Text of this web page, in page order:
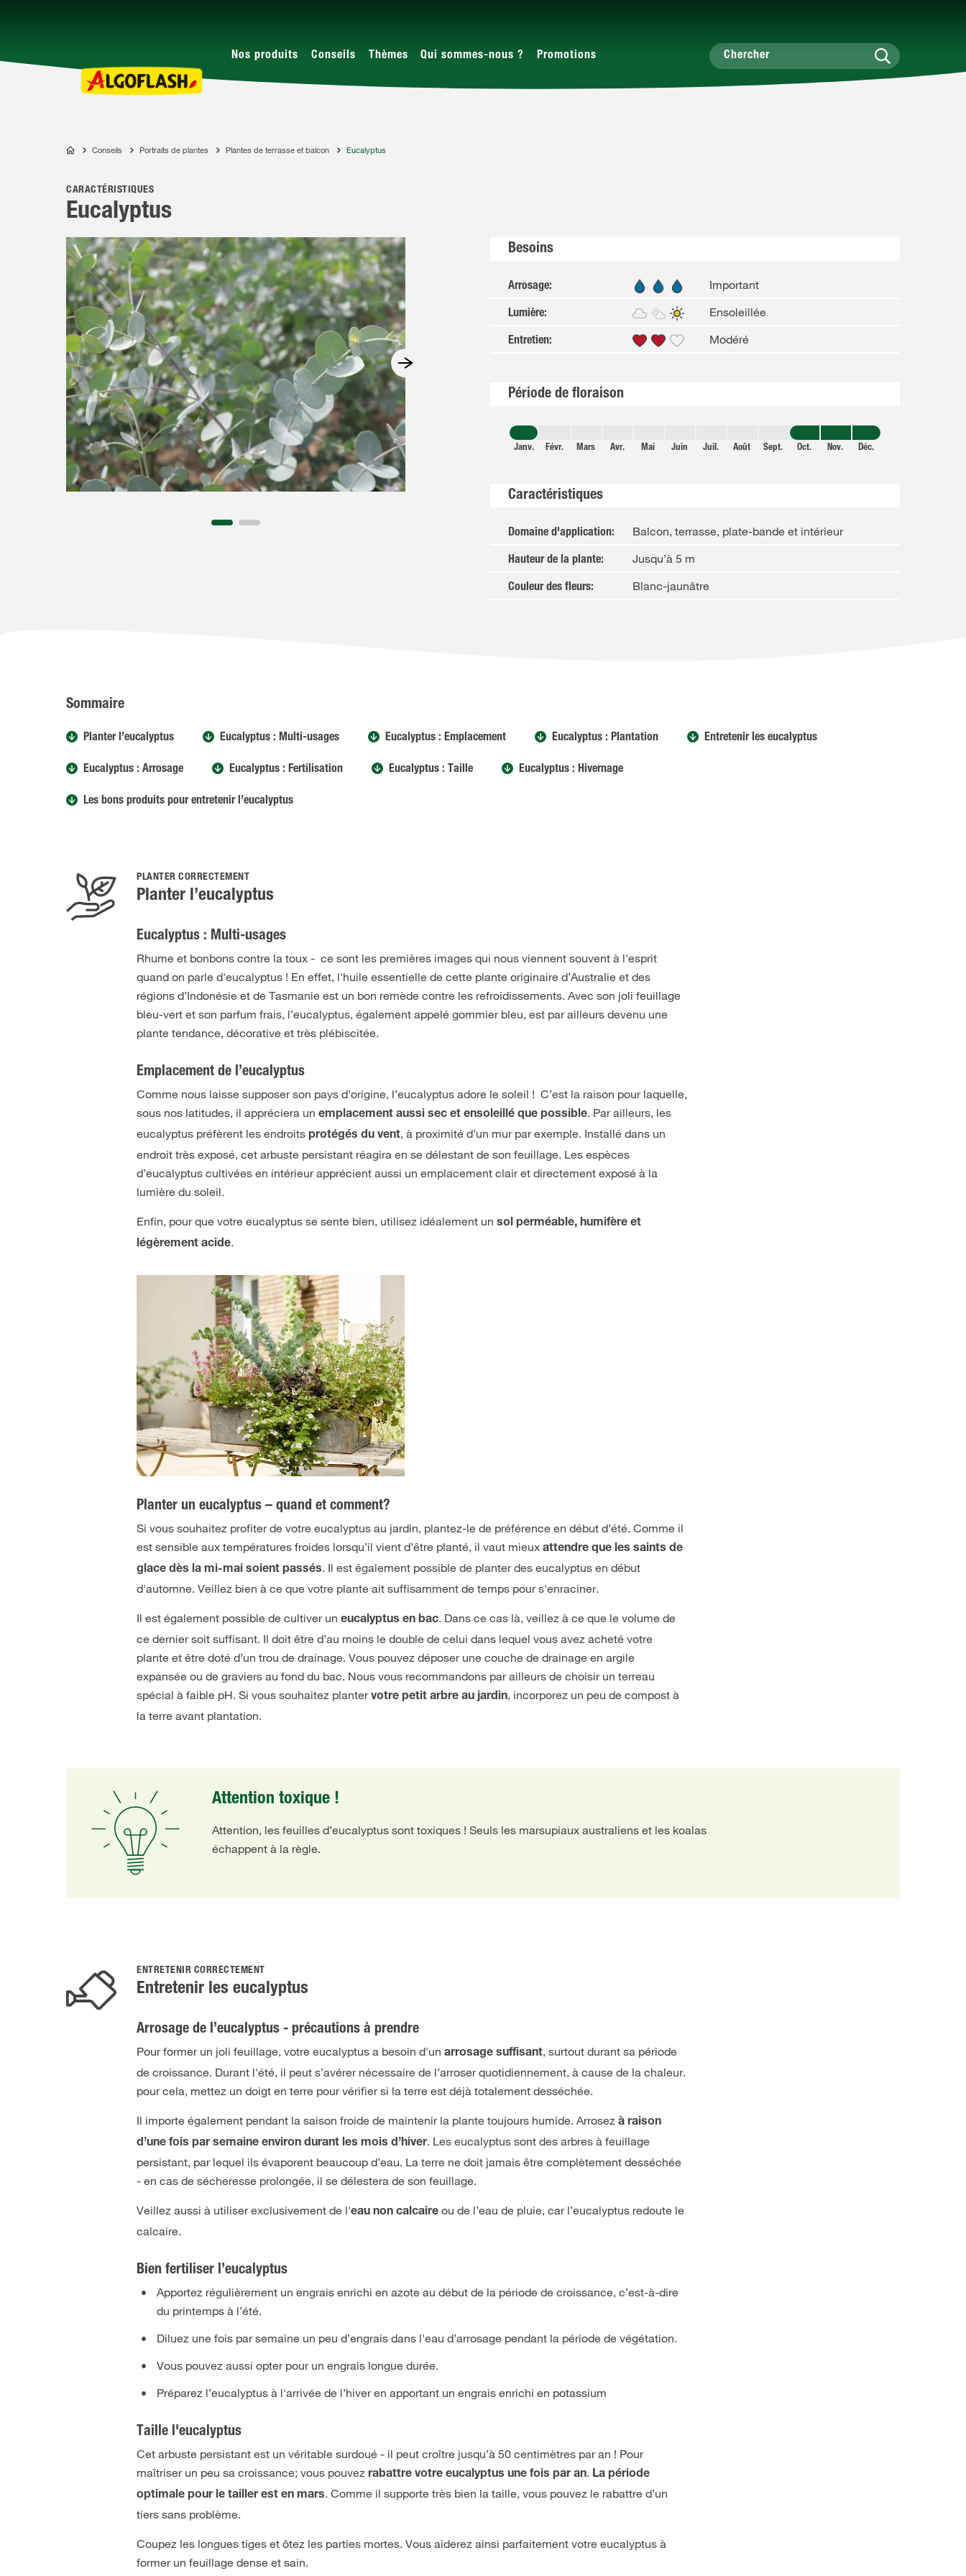
Nos produits Conseils Thèmes Qui sommes-nous ? Promotions
ALGOFLASH
Conseils Portraits de plantes Plantes de terrasse et balcon Eucalyptus
CARACTÉRISTIQUES
Eucalyptus
Besoins
Arrosage: Important
Lumière: Ensoleillée
Entretien: Modéré
Période de floraison
Janv. Févr. Mars Avr. Mai Juin Juil. Août Sept. Oct. Nov. Déc.
Caractéristiques
Domaine d'application: Balcon, terrasse, plate-bande et intérieur
Hauteur de la plante: Jusqu’à 5 m
Couleur des fleurs: Blanc-jaunâtre
Sommaire
Planter l’eucalyptus Eucalyptus : Multi-usages Eucalyptus : Emplacement Eucalyptus : Plantation Entretenir les eucalyptus
Eucalyptus : Arrosage Eucalyptus : Fertilisation Eucalyptus : Taille Eucalyptus : Hivernage
Les bons produits pour entretenir l’eucalyptus
PLANTER CORRECTEMENT
Planter l’eucalyptus
Eucalyptus : Multi-usages
Rhume et bonbons contre la toux - ce sont les premières images qui nous viennent souvent à l'esprit
quand on parle d'eucalyptus ! En effet, l'huile essentielle de cette plante originaire d’Australie et des
régions d’Indonésie et de Tasmanie est un bon remède contre les refroidissements. Avec son joli feuillage
bleu-vert et son parfum frais, l’eucalyptus, également appelé gommier bleu, est par ailleurs devenu une
plante tendance, décorative et très plébiscitée.
Emplacement de l’eucalyptus
Comme nous laisse supposer son pays d'origine, l’eucalyptus adore le soleil ! C’est la raison pour laquelle,
sous nos latitudes, il appréciera unemplacement aussi sec et ensoleillé que possible. Par ailleurs, les
eucalyptus préfèrent les endroitsprotégés du vent, à proximité d’un mur par exemple. Installé dans un
endroit très exposé, cet arbuste persistant réagira en se délestant de son feuillage. Les espèces
d’eucalyptus cultivées en intérieur apprécient aussi un emplacement clair et directement exposé à la
lumière du soleil.
Enfin, pour que votre eucalyptus se sente bien, utilisez idéalement unsol perméable, humifère et
légèrement acide.
Planter un eucalyptus – quand et comment?
Si vous souhaitez profiter de votre eucalyptus au jardin, plantez-le de préférence en début d’été. Comme il
est sensible aux températures froides lorsqu’il vient d’être planté, il vaut mieuxattendre que les saints de
glace dès la mi-mai soient passés. Il est également possible de planter des eucalyptus en début
d'automne. Veillez bien à ce que votre plante ait suffisamment de temps pour s'enraciner.
Il est également possible de cultiver uneucalyptus en bac. Dans ce cas là, veillez à ce que le volume de
ce dernier soit suffisant. Il doit être d’au moins le double de celui dans lequel vous avez acheté votre
plante et être doté d’un trou de drainage. Vous pouvez déposer une couche de drainage en argile
expansée ou de graviers au fond du bac. Nous vous recommandons par ailleurs de choisir un terreau
spécial à faible pH. Si vous souhaitez plantervotre petit arbre au jardin, incorporez un peu de compost à
la terre avant plantation.
Attention toxique !
Attention, les feuilles d’eucalyptus sont toxiques ! Seuls les marsupiaux australiens et les koalas
échappent à la règle.
ENTRETENIR CORRECTEMENT
Entretenir les eucalyptus
Arrosage de l’eucalyptus - précautions à prendre
Pour former un joli feuillage, votre eucalyptus a besoin d'unarrosage suffisant, surtout durant sa période
de croissance. Durant l'été, il peut s’avérer nécessaire de l’arroser quotidiennement, à cause de la chaleur.
pour cela, mettez un doigt en terre pour vérifier si la terre est déjà totalement desséchée.
Il importe également pendant la saison froide de maintenir la plante toujours humide. Arrosez à raison
d’une fois par semaine environ durant les mois d’hiver. Les eucalyptus sont des arbres à feuillage
persistant, par lequel ils évaporent beaucoup d’eau. La terre ne doit jamais être complètement desséchée
- en cas de sécheresse prolongée, il se délestera de son feuillage.
Veillez aussi à utiliser exclusivement de l'eau non calcaire ou de l’eau de pluie, car l’eucalyptus redoute le
calcaire.
Bien fertiliser l’eucalyptus
Apportez régulièrement un engrais enrichi en azote au début de la période de croissance, c’est-à-dire
du printemps à l’été.
Diluez une fois par semaine un peu d’engrais dans l'eau d’arrosage pendant la période de végétation.
Vous pouvez aussi opter pour un engrais longue durée.
Préparez l’eucalyptus à l'arrivée de l’hiver en apportant un engrais enrichi en potassium
Taille l'eucalyptus
Cet arbuste persistant est un véritable surdoué - il peut croître jusqu’à 50 centimètres par an ! Pour
maîtriser un peu sa croissance; vous pouvezrabattre votre eucalyptus une fois par an. La période
optimale pour le tailler est en mars. Comme il supporte très bien la taille, vous pouvez le rabattre d’un
tiers sans problème.
Coupez les longues tiges et ôtez les parties mortes. Vous aiderez ainsi parfaitement votre eucalyptus à
former un feuillage dense et sain.